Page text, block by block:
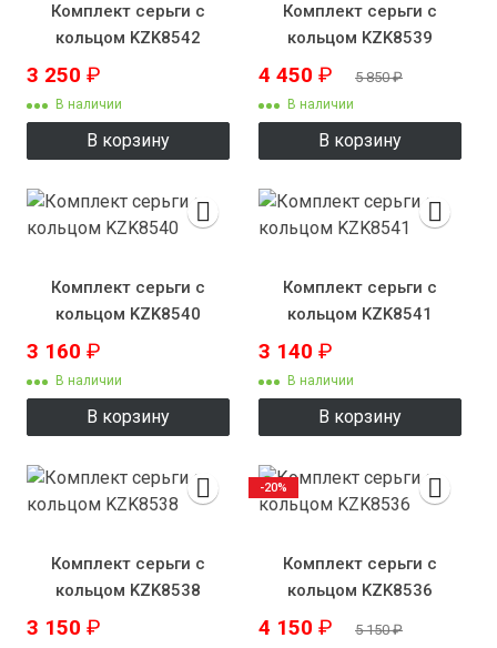
Комплект серьги с
кольцом KZK8542
3 250 ₽
В наличии
В корзину
Комплект серьги с
кольцом KZK8539
4 450 ₽ 5 850₽
В наличии
В корзину
Комплект серьги с
кольцом KZK8540
3 160 ₽
В наличии
В корзину
Комплект серьги с
кольцом KZK8541
3 140 ₽
В наличии
В корзину
Комплект серьги с
кольцом KZK8538
3 150 ₽
Комплект серьги с
кольцом KZK8536
4 150 ₽ 5 150₽
-20%